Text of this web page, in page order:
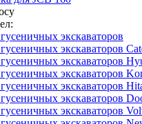
экскаваторов
экскаваторов
экскаваторов
экскаваторов
экскаваторов
экскаваторов
экскаваторов